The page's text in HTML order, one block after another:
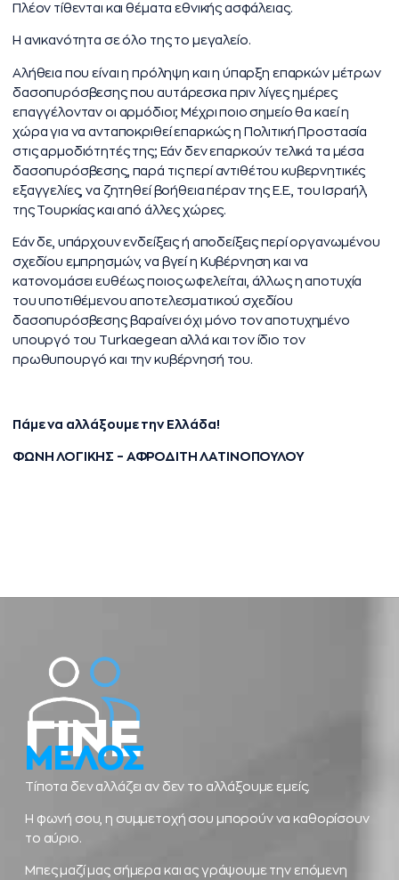
Πλέον τίθενται και θέματα εθνικής ασφάλειας.
Η ανικανότητα σε όλο της το μεγαλείο.
Αλήθεια που είναι η πρόληψη και η ύπαρξη επαρκών μέτρων
δασοπυρόσβεσης που αυτάρεσκα πριν λίγες ημέρες
επαγγέλονταν οι αρμόδιοι; Μέχρι ποιο σημείο θα καεί η
χώρα για να ανταποκριθεί επαρκώς η Πολιτική Προστασία
στις αρμοδιότητές της; Εάν δεν επαρκούν τελικά τα μέσα
δασοπυρόσβεσης, παρά τις περί αντιθέτου κυβερνητικές
εξαγγελίες, να ζητηθεί βοήθεια πέραν της Ε.Ε., του Ισραήλ,
της Τουρκίας και από άλλες χώρες.
Εάν δε, υπάρχουν ενδείξεις ή αποδείξεις περί οργανωμένου
σχεδίου εμπρησμών, να βγεί η Κυβέρνηση και να
κατονομάσει ευθέως ποιος ωφελείται, άλλως η αποτυχία
του υποτιθέμενου αποτελεσματικού σχεδίου
δασοπυρόσβεσης βαραίνει όχι μόνο τον αποτυχημένο
υπουργό του Turkaegean αλλά και τον ίδιο τον
πρωθυπουργό και την κυβέρνησή του.
Πάμε να αλλάξουμε την Ελλάδα!
ΦΩΝΗ ΛΟΓΙΚΗΣ – ΑΦΡΟΔΙΤΗ ΛΑΤΙΝΟΠΟΥΛΟΥ
ΓΙΝΕ
ΜΕΛΟΣ
Τίποτα δεν αλλάζει αν δεν το αλλάξουμε εμείς.
Η φωνή σου, η συμμετοχή σου μπορούν να καθορίσουν
το αύριο.
Μπες μαζί μας σήμερα και ας γράψουμε την επόμενη